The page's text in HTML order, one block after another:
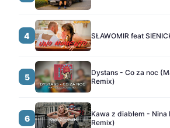
4 SŁAWOMIR feat
5
Dystans - Co za noc
Remix)
6
Kawa z diabłem -
Remix)